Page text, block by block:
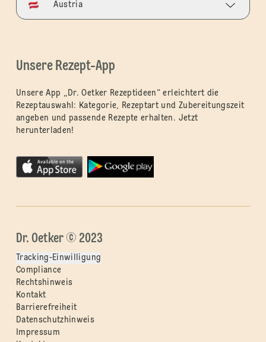
Austria
Unsere Rezept-App
Unsere App „Dr. Oetker Rezeptideen“ erleichtert die
Rezeptauswahl: Kategorie, Rezeptart und Zubereitungszeit
angeben und passende Rezepte erhalten. Jetzt
herunterladen!
Dr. Oetker © 2023
Tracking-Einwilligung
Compliance
Rechtshinweis
Kontakt
Barrierefreiheit
Datenschutzhinweis
Impressum